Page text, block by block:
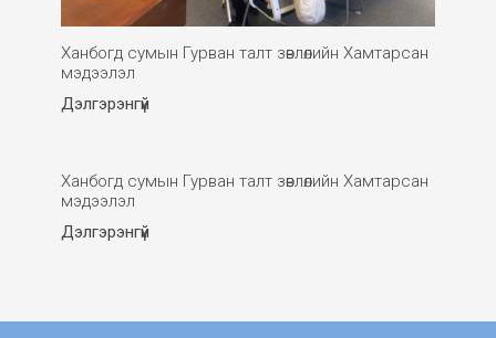
Ханбогд сумын Гурван талт зөвлөлийн Хамтарсан
мэдээлэл
Дэлгэрэнгүй
Ханбогд сумын Гурван талт зөвлөлийн Хамтарсан
мэдээлэл
Дэлгэрэнгүй